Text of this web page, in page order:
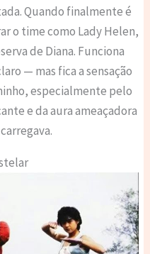
Quando finalmente é
o time como Lady Helen,
de Diana. Funciona
— mas fica a sensação
especialmente pelo
e da aura ameaçadora